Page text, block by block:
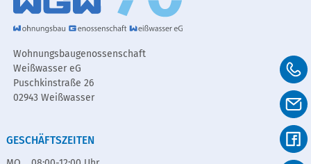
Wohnungsbaugenossenschaft
Weißwasser eG
Puschkinstraße 26
02943 Weißwasser
GESCHÄFTSZEITEN